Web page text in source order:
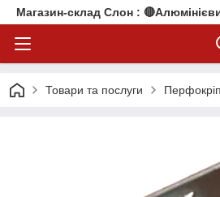
Магазин-склад Слон :
Товари та послуги